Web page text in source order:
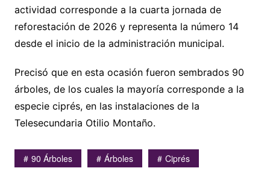
actividad corresponde a la cuarta jornada de
reforestación de 2026 y representa la número 14
desde el inicio de la administración municipal.
Precisó que en esta ocasión fueron sembrados 90
árboles, de los cuales la mayoría corresponde a la
especie ciprés, en las instalaciones de la
Telesecundaria Otilio Montaño.
90 Árboles Árboles Ciprés